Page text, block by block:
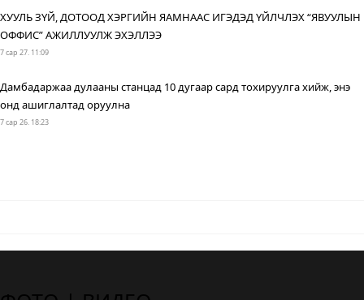
ХУУЛЬ ЗҮЙ, ДОТООД ХЭРГИЙН ЯАМНААС ИГЭДЭД ҮЙЛЧЛЭХ “ЯВУУЛЫН
ОФФИС” АЖИЛЛУУЛЖ ЭХЭЛЛЭЭ
7 сар 27. 11:09
Дамбадаржаа дулааны станцад 10 дугаар сард тохируулга хийж, энэ
онд ашиглалтад оруулна
7 сар 26. 18:23
БОУАӨЯ-наас Туулын хурдны замын ажлыг эхлүүлэхийг зөвшөөрлөө